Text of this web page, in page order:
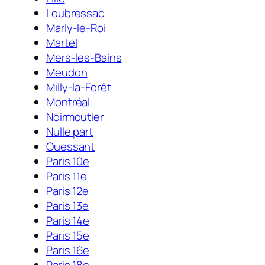
Loubressac
Marly-le-Roi
Martel
Mers-les-Bains
Meudon
Milly-la-Forêt
Montréal
Noirmoutier
Nulle part
Ouessant
Paris 10e
Paris 11e
Paris 12e
Paris 13e
Paris 14e
Paris 15e
Paris 16e